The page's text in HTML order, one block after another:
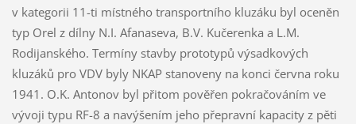
v kategorii 11-ti místného transportního kluzáku byl oceněn
typ Orel z dílny N.I. Afanaseva, B.V. Kučerenka a L.M.
Rodijanského. Termíny stavby prototypů výsadkových
kluzáků pro VDV byly NKAP stanoveny na konci června roku
1941. O.K. Antonov byl přitom pověřen pokračováním ve
vývoji typu RF-8 a navýšením jeho přepravní kapacity z pěti